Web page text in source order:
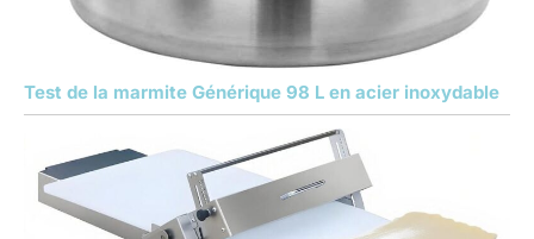
Test de la marmite Générique 98 L en acier inoxydable